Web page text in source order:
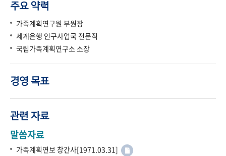
주요 약력
가족계획연구원 부원장
세계은행 인구사업국 전문직
국립가족계획연구소 소장
경영 목표
관련 자료
말씀자료
가족계획연보 창간사[1971.03.31]